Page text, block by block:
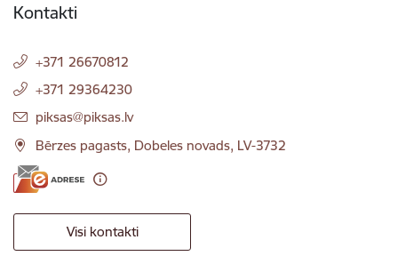
Kontakti
+371 26670812
+371 29364230
E-pasts:
piksas@piksas.lv
Bērzes pagasts, Dobeles novads, LV-3732
Visi kontakti